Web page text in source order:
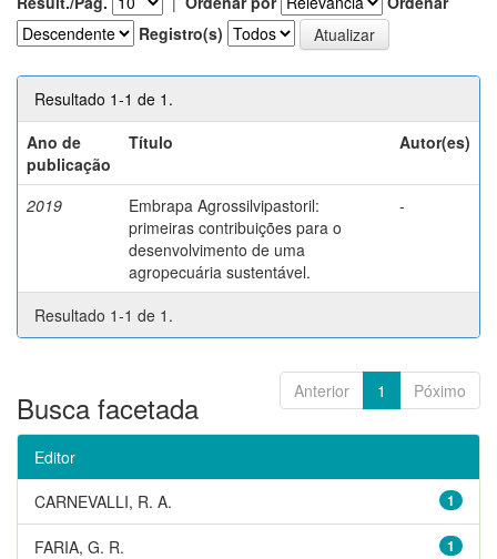
Registro(s)
Resultado 1-1 de 1.
Ano de
publicação
Título Autor(es)
2019
Embrapa Agrossilvipastoril:
primeiras contribuições para o
desenvolvimento de uma
agropecuária sustentável.
-
Resultado 1-1 de 1.
Anterior 1 Póximo
Busca facetada
Editor
1
CARNEVALLI, R. A.
1
FARIA, G. R.